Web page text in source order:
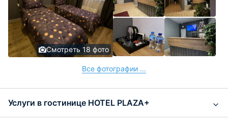
Смотреть 18 фото
Все фотографии ...
Услуги в гостинице HOTEL PLAZA+